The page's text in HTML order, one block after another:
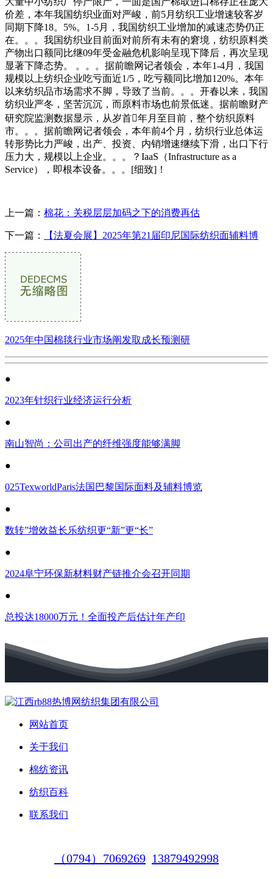
价差，本年我国纺织业面对严峻，前5月纺织工业增速较客岁
同期下降18。5%。1-5月，我国纺织工业增加的减速态势仍正
在。。。我国纺织业目前面对前所有未有的窘境，纺织原料类
产物出口额同比继09年受金融危机影响呈现下降后，再次呈现
显著下降态势。 。。。据前瞻网记者领会，本年1-4月，我国
规模以上纺织企业吃亏面近1/5，吃亏额同比增加120%。本年
以来纺织品市场需求不脚，导致了当前。。。开春以来，我国
纺织业严冬，坚苦沉沉，而原料市场也前景低迷。据前瞻财产
研究院监测数据显示，从岁首年月至目前，整个纺织原料
市。。。据前瞻网记者领会，本年前4个月，纺织行业总体运
转形势比力严峻，出产、投资、内销增速继续下滑，出口下行
压力大，规模以上企业。。。？IaaS（Infrastructure as a
Service），即根本设备。。。[细致]！
上一篇： 棉花：关税层层加码之下的消费再估
下一篇： 【法夏会展】2025年第21届印尼国际纺织面辅料博
2025年中国棉毯行业市场阐发取成长预测研
●
2023年针织行业经济运行分析
●
南山智尚：公司出产的纤维强度能够满脚
●
025TexworldParis法国巴黎国际面料及辅料博览
●
数转”增效益长乐纺织更“新”更“长”
●
2024阜宁环保新材料财产链推介会召开同期
●
总投达18000万元！全面投产后估计年产印
网站首页
关于我们
棉纺资讯
纺织百科
联系我们
（0794）7069269 13879492998